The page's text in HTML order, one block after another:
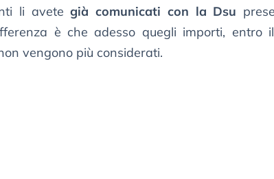
li avetegià comunicati con la Dsu
è che adesso quegli importi, entro
vengono più considerati.